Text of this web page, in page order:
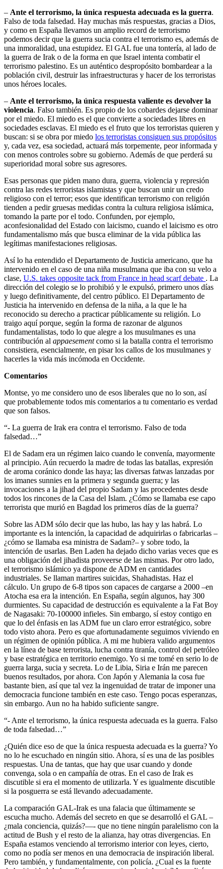
– Ante el terrorismo, la única respuesta adecuada es la guerra.
Falso de toda falsedad. Hay muchas más respuestas, gracias a Dios,
y como en España llevamos un amplio record de terrorismo
podemos decir que la guerra sucia contra el terrorismo es, además de
una inmoralidad, una estupidez. El GAL fue una tontería, al lado de
la guerra de Irak o de la forma en que Israel intenta combatir el
terrorismo palestino. Es un auténtico despropósito bombardear a la
población civil, destruir las infraestructuras y hacer de los terroristas
unos héroes locales.
– Ante el terrorismo, la única respuesta valiente es devolver la
violencia. Falso también. Es propio de los cobardes dejarse dominar
por el miedo. El miedo es el que convierte a sociedades libres en
sociedades esclavas. El miedo es el fruto que los terroristas quieren y
buscan: si se obra por miedo los terroristas consiguen sus propósitos
y, cada vez, esa sociedad, actuará más torpemente, peor informada y
con menos controles sobre su gobierno. Además de que perderá su
superioridad moral sobre sus agresores.
Esas personas que piden mano dura, guerra, violencia y represión
contra las redes terroristas islamistas y que buscan unir un credo
religioso con el terror; esos que identifican terrorismo con religión
tienden a pedir gruesas medidas contra la cultura religiosa islámica,
tomando la parte por el todo. Confunden, por ejemplo,
aconfesionalidad del Estado con laicismo, cuando el laicismo es otro
fundamentalismo más que busca eliminar de la vida pública las
legítimas manifestaciones religiosas.
Así lo ha entendido el Departamento de Justicia americano, que ha
intervenido en el caso de una niña musulmana que iba con su velo a
clase, U.S. takes opposite tack from France in head scarf debate . La
dirección del colegio se lo prohibió y le expulsó, primero unos días
y luego definitivamente, del centro público. El Departamento de
Justicia ha intervenido en defensa de la niña, a la que le ha
reconocido su derecho a practicar públicamente su religión. Lo
traigo aquí porque, según la forma de razonar de algunos
fundamentalistas, todo lo que alegre a los musulmanes es una
contribución al appaesementcomo si la batalla contra el terrorismo
consistiera, esencialmente, en pisar los callos de los musulmanes y
hacerles la vida más incómoda en Occidente.
Comentarios
Montse, yo me considero uno de esos liberales que no lo son, así
que probablemente todos mis comentarios a tu comentario es verdad
que son falsos.
“- La guerra de Irak era contra el terrorismo. Falso de toda
falsedad…”
El de Sadam era un régimen laico cuando le convenía, mayormente
al principio. Aún recuerdo la madre de todas las batallas, expresión
de aroma coránico donde las haya; las diversas fatwas lanzadas por
los imanes sunnies en la primera y segunda guerra; y las
invocaciones a la jihad del propio Sadam y las procedentes desde
todos los rincones de la Casa del Islam. ¿Cómo se llamaba ese capo
terrorista que murió en Bagdad los primeros días de la guerra?
Sobre las ADM sólo decir que las hubo, las hay y las habrá. Lo
importante es la intención, la capacidad de adquirirlas o fabricarlas –
¿cómo se llamaba esa ministra de Sadam?– y sobre todo, la
intención de usarlas. Ben Laden ha dejado dicho varias veces que es
una obligación del jihadista proveerse de las mismas. Por otro lado,
el terrorismo islámico ya dispone de ADM en cantidades
industriales. Se llaman martires suicidas, Shahadistas. Haz el
cálculo. Un grupo de 6-8 tipos son capaces de cargarse a 2000 –en
Atocha esa era la intención. En España, según algunos, hay 300
durmientes. Su capacidad de destrucción es equivalente a la Fat Boy
de Nagasaki: 70-100000 infieles. Sin embargo, sí estoy contigo en
que lo del énfasis en las ADM fue un claro error estratégico, sobre
todo visto ahora. Pero es que afortunadamente seguimos viviendo en
un régimen de opinión pública. A mi me hubiera valido argumentos
en la línea de base terrorista, lucha contra tiranía, control del petróleo
y base estratégica en territorio enemigo. Yo si me tomé en serio lo de
guerra larga, sucia y secreta. Lo de Libia, Siria e Irán me parecen
buenos resultados, por ahora. Con Japón y Alemania la cosa fue
bastante bien, así que tal vez la ingenuidad de tratar de imponer una
democracia funcione también en este caso. Tengo pocas esperanzas,
sin embargo. Aun no ha habido suficiente sangre.
“- Ante el terrorismo, la única respuesta adecuada es la guerra. Falso
de toda falsedad…”
¿Quién dice eso de que la única respuesta adecuada es la guerra? Yo
no lo he escuchado en ningún sitio. Ahora, sí es una de las posibles
respuestas. Una de tantas, que hay que usar cuando y donde
convenga, sola o en campañía de otras. En el caso de Irak es
discutible si era el momento de utilizarla. Y es igualmente discutible
si la posguerra se está llevando adecuadamente.
La comparación GAL-Irak es una falacia que últimamente se
escucha mucho. Además del secreto en que se desarrolló el GAL –
¿mala conciencia, quizás?—- que no tiene ningún paralelismo con la
actitud de Bush y el resto de la alianza, hay otras divergencias. En
España estamos venciendo al terrorismo interior con leyes, cierto,
como no podía ser menos en una democracia de inspiración liberal.
Pero también, y fundamentalmente, con policía. ¿Cual es la fuente